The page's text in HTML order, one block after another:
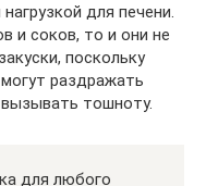
для печени.
и соков, то и они не
поскольку
раздражать
тошноту.
для любого